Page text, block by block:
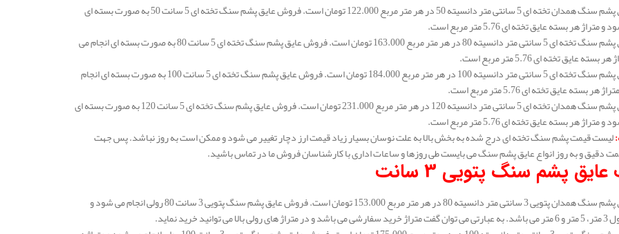
قیمت عایق پشم سنگ همدان تخته ای 5 سانتی متر دانسیته 50 در هر متر مربع 122.000 تومان است. فروش عایق پشم سنگ تخته ای 5 سانت 50 به صورت بسته ای
هر بسته عایق تخته ای 5.76 متر مربع است.
قیمت عایق پشم سنگ تخته ای 5 سانتی متر دانسیته 80 در هر متر مربع 163.000 تومان است. فروش عایق پشم سنگ تخته ای 5 سانت 80 به صورت بسته ای انجام می
عایق تخته ای 5.76 متر مربع است.
قیمت عایق پشم سنگ تخته ای 5 سانتی متر دانسیته 100 در هر متر مربع 184.000 تومان است. فروش عایق پشم سنگ تخته ای 5 سانت 100 به صورت بسته ای انجام
بسته عایق تخته ای 5.76 متر مربع است.
قیمت عایق پشم سنگ همدان تخته ای 5 سانتی متر دانسیته 120 در هر متر مربع 231.000 تومان است. فروش عایق پشم سنگ تخته ای 5 سانت 120 به صورت بسته ای
هر بسته عایق تخته ای 5.76 متر مربع است.
:لیست قیمت پشم سنگ تخته ای درج شده به بخش بالا به علت نوسان بسیار زیاد قیمت ارز دچار تغییر می شود و ممکن است به روز نباشد. پس جهت
دقیق و به روز انواع عایق پشم سنگ می بایست طی روزها و ساعات اداری با کارشناسان فروش ما در تماس باشید.
پشم سنگ پتویی 3 سانت
قیمت عایق پشم سنگ همدان پتویی 3 سانتی متر دانسیته 80 در هر متر مربع 153.000 تومان است. فروش عایق پشم سنگ پتویی 3 سانت 80 رولی انجام می شود و
می توانید خرید نماید.